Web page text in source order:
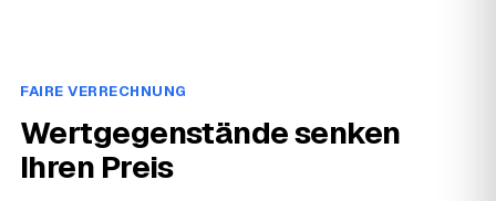
FAIRE VERRECHNUNG
Wertgegenstände senken
Ihren Preis